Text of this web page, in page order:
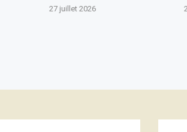
27 juillet 2026